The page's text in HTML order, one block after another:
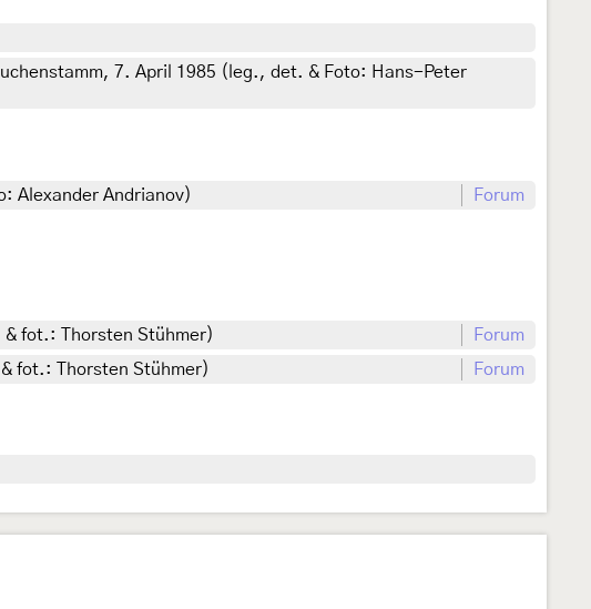
7. April 1985 (leg., det. & Foto: Hans-Peter
Alexander Andrianov) Forum
fot.: Thorsten Stühmer)
Forum
fot.: Thorsten Stühmer) Forum